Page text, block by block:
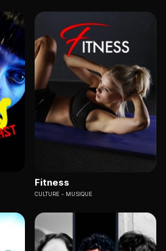
Fitness
CULTURE MUSIQUE